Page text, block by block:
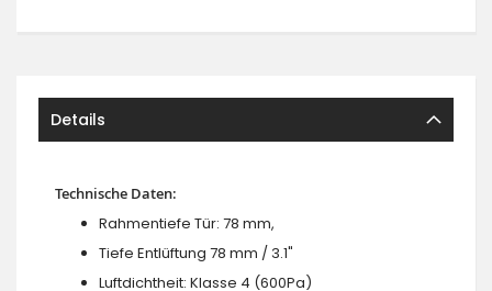
Details